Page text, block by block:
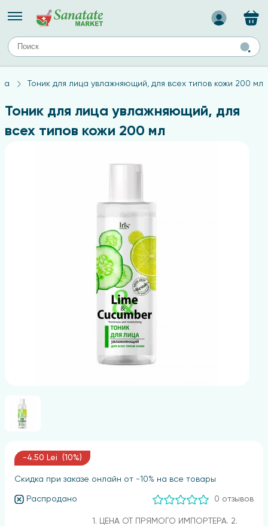
лица
Назад
ТИПЫ КОЖИ
Средства для комбинированной кожи
Средства для проблемной кожи
Средства для жирной кожи
Тоник для лица увлажняющий, для всех типов кожи 200 мл
Тоник для лица увлажняющий, для
всех типов кожи 200 мл
-4.50 Lei (10%)
Скидка при заказе онлайн от -10% на все товары
Распродано 0 отзывов
1. ЦЕНА ОТ ПРЯМОГО ИМПОРТЕРА. 2.